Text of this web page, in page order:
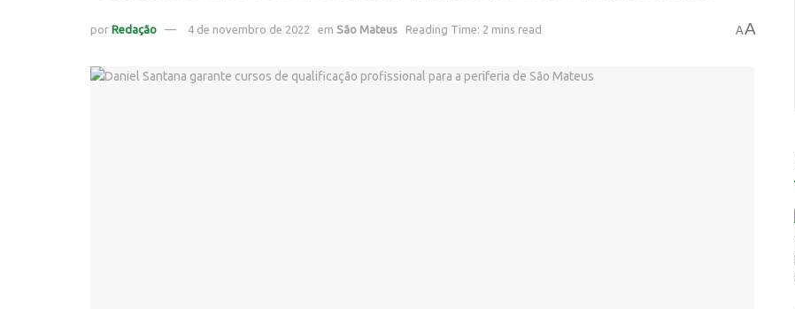
por Redação 4 de novembro de 2022 em São Mateus Reading Time: 2 mins read AA